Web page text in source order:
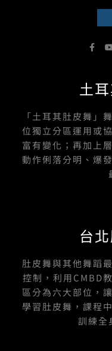
F
a
o
o
f
土
「土耳其肚皮舞」
位獨立分區運用或
富有變化；再加上
動作俐落分明、爆
台
肚皮舞與其他舞蹈
控制，利用CMBD
區分為六大部位，
學習肚皮舞，課程
訓練全